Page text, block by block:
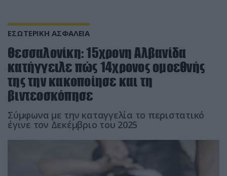
ΕΣΩΤΕΡΙΚΗ ΑΣΦΑΛΕΙΑ
Θεσσαλονίκη: 15χρονη Αλβανίδα
κατήγγειλε πώς 14χρονος ομοεθνής
της την κακοποίησε και τη
βιντεοσκόπησε
Σύμφωνα με την καταγγελία το περιστατικό
έγινε τον Δεκέμβριο του 2025